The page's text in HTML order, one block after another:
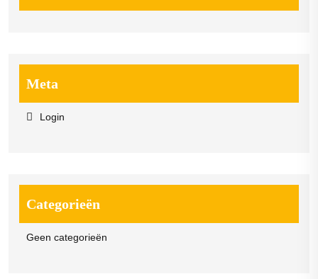
Meta
Login
Categorieën
Geen categorieën